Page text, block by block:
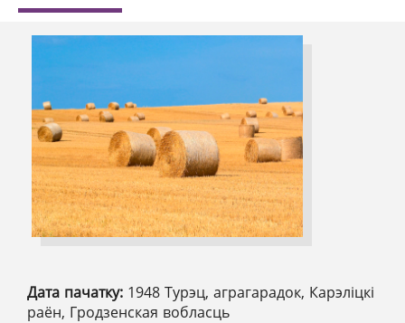
Дата пачатку: 1948 Турэц, аграгарадок, Карэліцкі
раён, Гродзенская вобласць